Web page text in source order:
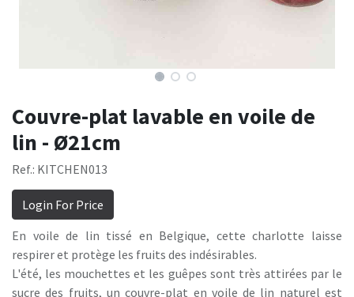
Couvre-plat lavable en voile de
lin - Ø21cm
Ref.: KITCHEN013
Login For Price
En voile de lin tissé en Belgique, cette charlotte laisse
respirer et protège les fruits des indésirables.
L'été, les mouchettes et les guêpes sont très attirées par le
sucre des fruits, un couvre-plat en voile de lin naturel est